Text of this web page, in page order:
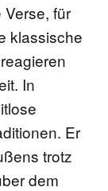
für
klassische
In
Er
trotz
dem